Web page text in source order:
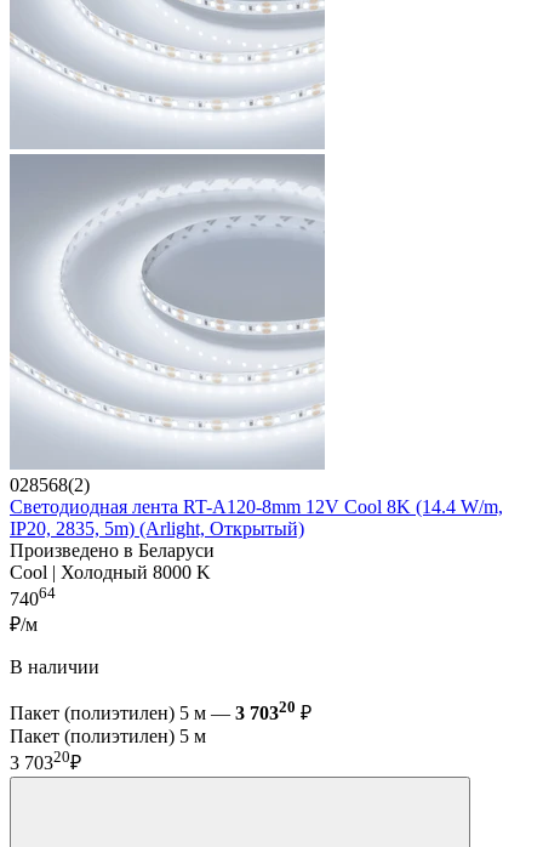
028568(2)
Светодиодная лента RT-A120-8mm 12V Cool 8K (14.4 W/m,
IP20, 2835, 5m) (Arlight, Открытый)
Произведено в Беларуси
Cool | Холодный 8000 K
74064
₽/м
В наличии
Пакет (полиэтилен) 5 м — 3 70320 ₽
Пакет (полиэтилен) 5 м
3 70320₽